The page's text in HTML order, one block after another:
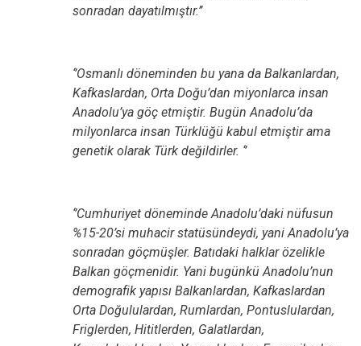
sonradan dayatılmıştır.’’
‘’Osmanlı döneminden bu yana da Balkanlardan,
Kafkaslardan, Orta Doğu’dan miyonlarca insan
Anadolu’ya göç etmiştir. Bugün Anadolu’da
milyonlarca insan Türklüğü kabul etmiştir ama
genetik olarak Türk değildirler. ‘’
‘’Cumhuriyet döneminde Anadolu’daki nüfusun
%15-20’si muhacir statüsündeydi, yani Anadolu’ya
sonradan göçmüşler. Batıdaki halklar özelikle
Balkan göçmenidir. Yani bugünkü Anadolu’nun
demografik yapısı Balkanlardan, Kafkaslardan
Orta Doğululardan, Rumlardan, Pontuslulardan,
Friglerden, Hititlerden, Galatlardan,